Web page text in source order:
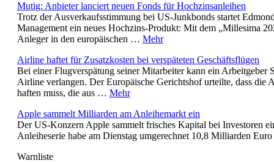
Mutig: Anbieter lanciert neuen Fonds für Hochzinsanleihen
Trotz der Ausverkaufsstimmung bei US-Junkbonds startet
Management ein neues Hochzins-Produkt: Mit dem „Millesima
Anleger in den europäischen … Mehr
Airline haftet für Zusatzkosten bei verspäteten Geschäftsflügen
Bei einer Flugverspätung seiner Mitarbeiter kann ein Arbeitgeber
Airline verlangen. Der Europäische Gerichtshof urteilte, dass die
haften muss, die aus … Mehr
Apple sammelt Milliarden am Anleihemarkt ein
Der US-Konzern Apple sammelt frisches Kapital bei Investoren
Anleiheserie habe am Dienstag umgerechnet 10,8 Milliarden
Warnliste